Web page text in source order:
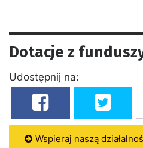
Dotacje z
Udostępnij na:
Wspieraj naszą